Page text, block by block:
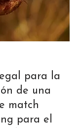
para la
de una
match
para el